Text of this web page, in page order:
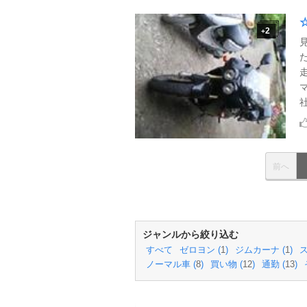
+2
前へ
ジャンルから絞り込む
すべて ゼロヨン (1) ジムカーナ (1)
ノーマル車 (8) 買い物 (12) 通勤 (13)